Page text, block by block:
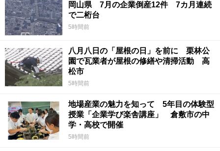
岡山県 7月の企業倒産12件 7カ月連続
で二桁台
5時間前
八月八日の「屋根の日」を前に 栗林公
園で瓦業者が屋根の修繕や清掃活動 高
松市
5時間前
地場産業の魅力を知って 5年目の体験型
授業「企業学び楽舎講座」 倉敷市の中
学・高校で開催
5時間前